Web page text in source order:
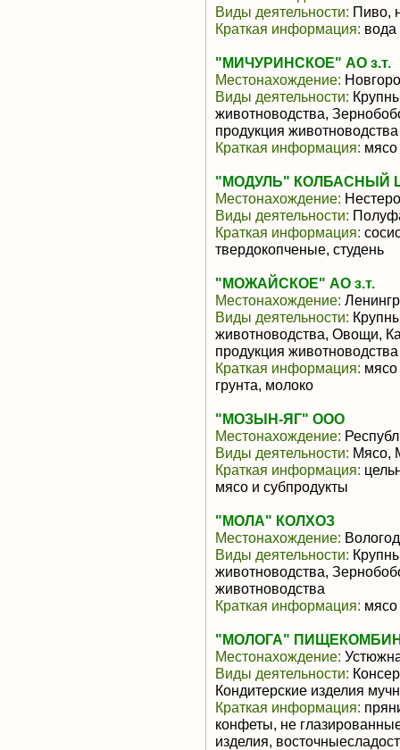
Виды деятельности: Пиво,
Краткая информация: вода
"МИЧУРИНСКОЕ" АО з.т.
Местонахождение:
Виды деятельности:
животноводства,
продукция животноводства
Краткая информация: мясо
"МОДУЛЬ" КОЛБАСНЫЙ
Местонахождение:
Виды деятельности:
Краткая информация:
твердокопченые, студень
"МОЖАЙСКОЕ" АО з.т.
Местонахождение:
Виды деятельности:
животноводства, Овощи,
продукция животноводства
Краткая информация: мясо
грунта, молоко
"МОЗЫН-ЯГ" ООО
Местонахождение:
Виды деятельности: Мясо,
Краткая информация:
мясо и субпродукты
"МОЛА" КОЛХОЗ
Местонахождение:
Виды деятельности:
животноводства,
животноводства
Краткая информация: мясо
"МОЛОГА"
Местонахождение:
Виды деятельности:
Кондитерские изделия
Краткая информация:
конфеты, не
изделия,